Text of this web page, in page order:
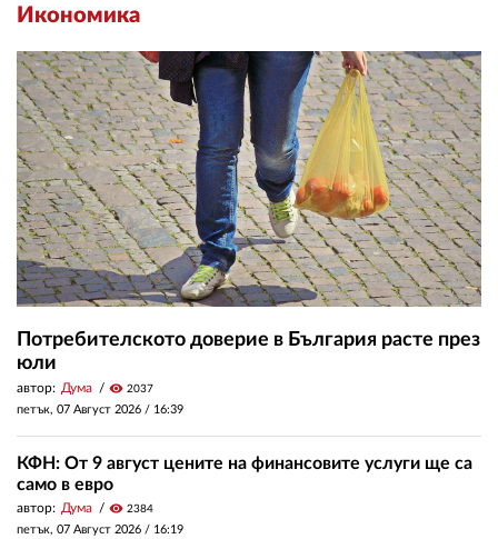
Икономика
Потребителското доверие в България расте през
юли
автор: Дума visibility 2037
петък, 07 Август 2026 / 16:39
КФН: От 9 август цените на финансовите услуги ще са
само в евро
автор: Дума visibility 2384
петък, 07 Август 2026 / 16:19